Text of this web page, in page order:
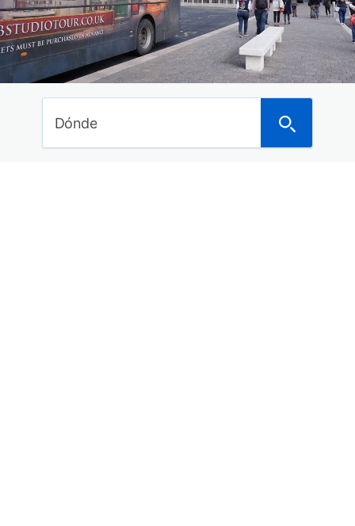
Ideas de viajes
Curiosidades del mundo
Noticias
Últimos posts
Dónde anunciarte para alquilar tu piso o vivienda
Dónde